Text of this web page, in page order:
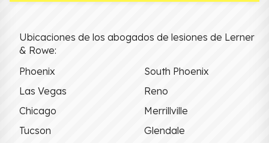
Ubicaciones de los abogados de lesiones de Lerner
& Rowe:
Phoenix
South Phoenix
Las Vegas
Reno
Chicago
Merrillville
Tucson
Glendale